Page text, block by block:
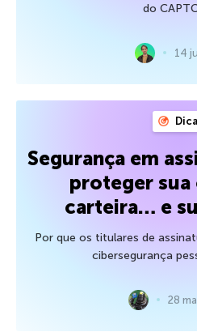
do
14
Segurança em
proteger sua
carteira… e
Por que os titulares de
cibersegurança
28